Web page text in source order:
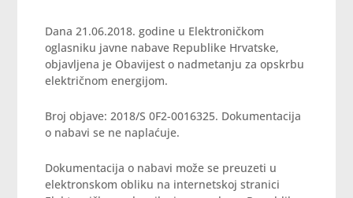
Dana 21.06.2018. godine u Elektroničkom
oglasniku javne nabave Republike Hrvatske,
objavljena je Obavijest o nadmetanju za opskrbu
električnom energijom.
Broj objave: 2018/S 0F2-0016325. Dokumentacija
o nabavi se ne naplaćuje.
Dokumentacija o nabavi može se preuzeti u
elektronskom obliku na internetskoj stranici